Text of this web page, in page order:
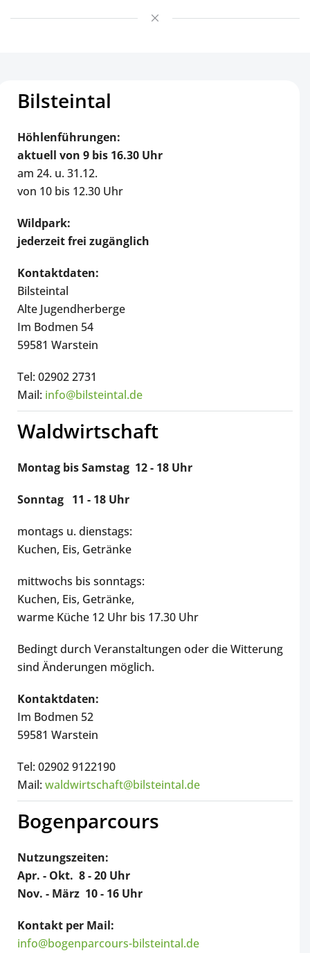
Bilsteintal
Höhlenführungen:
aktuell von 9 bis 16.30 Uhr
am 24. u. 31.12.
von 10 bis 12.30 Uhr
Wildpark:
jederzeit frei zugänglich
Kontaktdaten:
Bilsteintal
Alte Jugendherberge
Im Bodmen 54
59581 Warstein
Tel: 02902 2731
Mail: info@bilsteintal.de
Waldwirtschaft
Montag bis Samstag 12 - 18 Uhr
Sonntag 11 - 18 Uhr
montags u. dienstags:
Kuchen, Eis, Getränke
mittwochs bis sonntags:
Kuchen, Eis, Getränke,
warme Küche 12 Uhr bis 17.30 Uhr
Bedingt durch Veranstaltungen oder die Witterung
sind Änderungen möglich.
Kontaktdaten:
Im Bodmen 52
59581 Warstein
Tel: 02902 9122190
Mail: waldwirtschaft@bilsteintal.de
Bogenparcours
Nutzungszeiten:
Apr. - Okt. 8 - 20 Uhr
Nov. - März 10 - 16 Uhr
Kontakt per Mail:
info@bogenparcours-bilsteintal.de